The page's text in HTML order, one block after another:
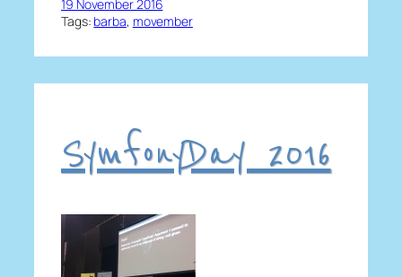
19 November 2016
Tags: barba, movember
SymfonyDay 2016